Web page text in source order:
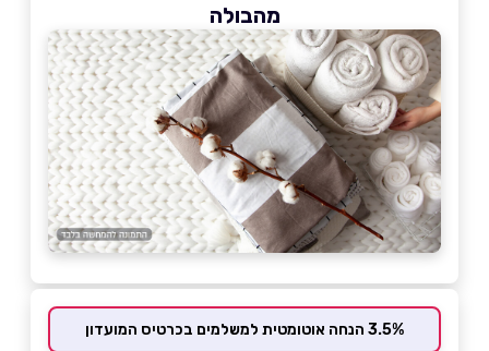
מהבולה
3.5% הנחה אוטומטית למשלמים בכרטיס המועדון